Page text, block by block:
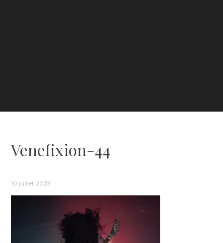
Venefixion-44
10 juillet 2023